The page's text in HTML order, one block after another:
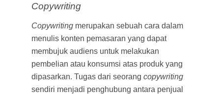
Copywriting
Copywritingmerupakan sebuah cara dalam
menulis konten pemasaran yang dapat
membujuk audiens untuk melakukan
pembelian atau konsumsi atas produk yang
dipasarkan. Tugas dari seorang copywriting
sendiri menjadi penghubung antara penjual